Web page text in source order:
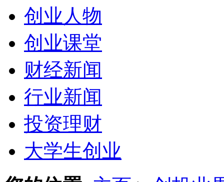
创业人物
创业课堂
财经新闻
行业新闻
投资理财
大学生创业